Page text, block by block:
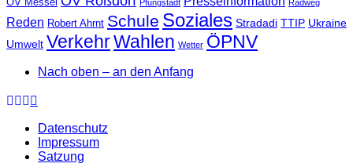
OV Messel
Pfungstadt Radweg
Reden Robert Ahrnt Schule Soziales Stradadi TTIP Ukraine
Umwelt VerkehrWahlen Wetter ÖPNV
Nach oben – an den Anfang
Datenschutz
Impressum
Satzung